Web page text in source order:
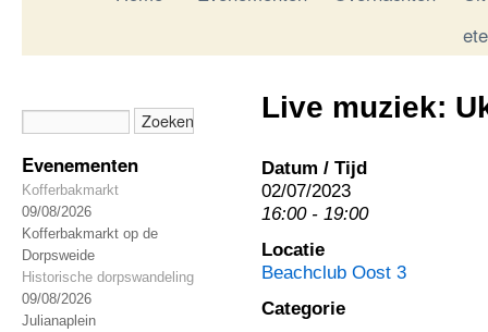
Evenementen
Kofferbakmarkt
09/08/2026
Kofferbakmarkt op de
Dorpsweide
Historische dorpswandeling
09/08/2026
Julianaplein
Live muziek:
Datum / Tijd
02/07/2023
16:00 - 19:00
Locatie
Beachclub Oost 3
Categorie